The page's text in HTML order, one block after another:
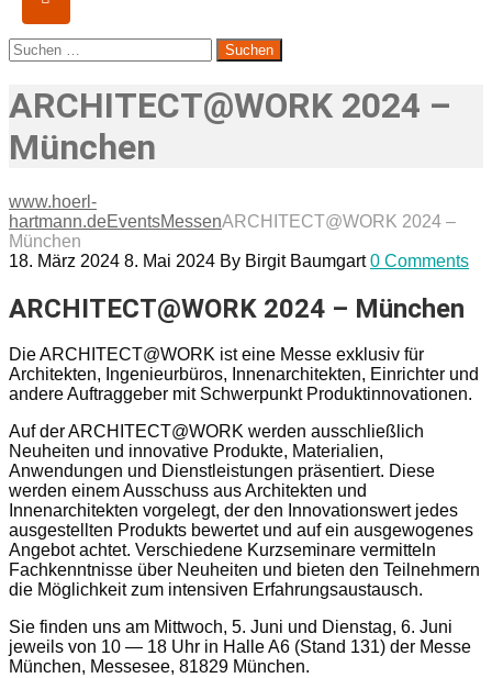
Suchen
nach:
ARCHITECT@WORK 2024 –
München
www.hoerl-
hartmann.deEventsMessenARCHITECT@WORK 2024 –
München
18. März 2024 8. Mai 2024 By Birgit Baumgart 0 Comments
ARCHITECT@WORK 2024 – München
Die ARCHITECT@WORK ist eine Messe exklusiv für
Architekten, Ingenieurbüros, Innenarchitekten, Einrichter und
andere Auftraggeber mit Schwerpunkt Produktinnovationen.
Auf der ARCHITECT@WORK werden ausschließlich
Neuheiten und innovative Produkte, Materialien,
Anwendungen und Dienstleistungen präsentiert. Diese
werden einem Ausschuss aus Architekten und
Innenarchitekten vorgelegt, der den Innovationswert jedes
ausgestellten Produkts bewertet und auf ein ausgewogenes
Angebot achtet. Verschiedene Kurzseminare vermitteln
Fachkenntnisse über Neuheiten und bieten den Teilnehmern
die Möglichkeit zum intensiven Erfahrungsaustausch.
Sie finden uns am Mittwoch, 5. Juni und Dienstag, 6. Juni
jeweils von 10 — 18 Uhr in Halle A6 (Stand 131) der Messe
München, Messesee, 81829 München.